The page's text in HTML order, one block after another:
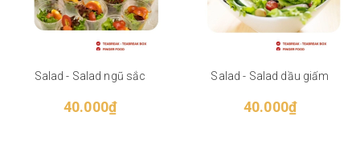
Salad - Salad ngũ sắc
40.000₫
Salad - Salad dầu giấm
40.000₫